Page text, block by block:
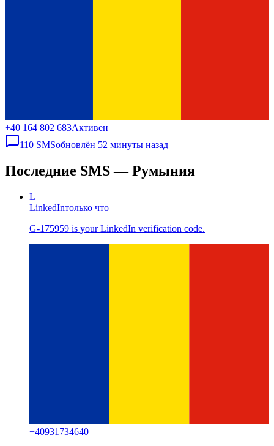
+40 164 802 683Активен
110 SMSобновлён 52 минуты назад
Последние SMS — Румыния
L
LinkedInтолько что
G-175959 is your LinkedIn verification code.
+40931734640